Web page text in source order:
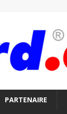
PARTENAIRE